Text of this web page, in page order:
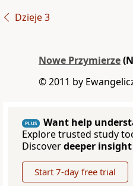
Dzieje 3
Nowe Przymierze
© 2011 by
PLUS
Want help
Explore trusted study
Discoverdeeper insight
Start 7-day free trial